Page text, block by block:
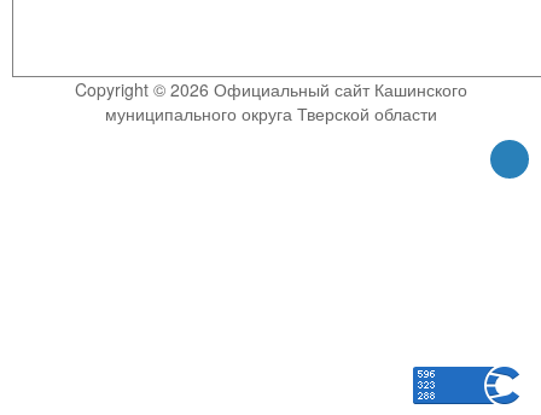
Copyright © 2026 Официальный сайт Кашинского
муниципального округа Тверской области